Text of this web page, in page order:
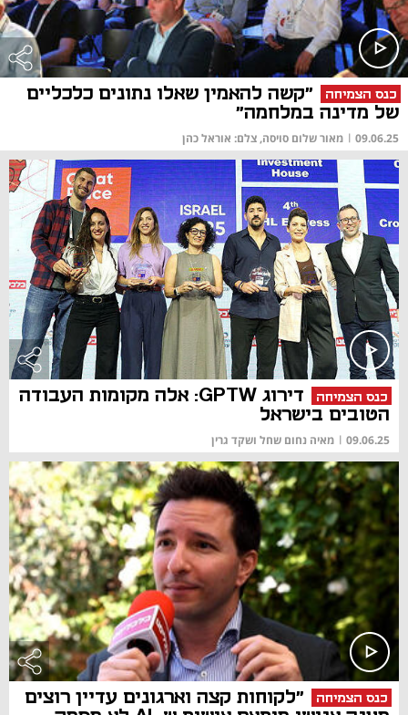
כנס הצמיחה
"קשה להאמין שאלו נתונים כלכליים
של מדינה במלחמה"
09.06.25
| מאור שלום סויסה, צלם: אוראל כהן
כנס הצמיחה
דירוג GPTW: אלה מקומות העבודה
הטובים בישראל
09.06.25
| מאיה נחום שחל ושקד גרין
כנס הצמיחה
"לקוחות קצה וארגונים עדיין רוצים